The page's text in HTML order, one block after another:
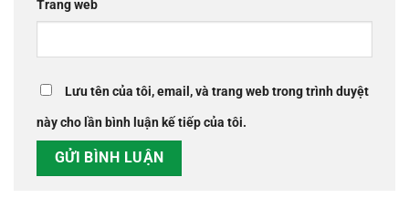
Trang web
Lưu tên của tôi, email, và trang web trong trình duyệt
này cho lần bình luận kế tiếp của tôi.